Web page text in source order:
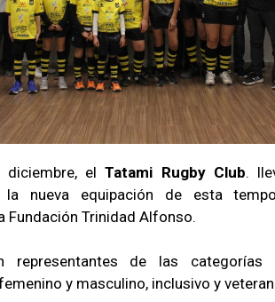
diciembre, elTatami Rugby Club.
la nueva equipación de esta
Fundación Trinidad Alfonso.
representantes de las categorías
y masculino, inclusivo y